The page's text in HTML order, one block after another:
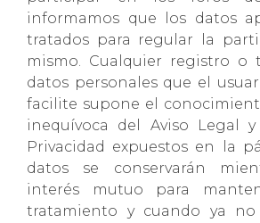
informamos que los datos
tratados para regular la
mismo. Cualquier registro o
datos personales que el
facilite supone el
inequívoca del Aviso Legal
Privacidad expuestos en la
datos se conservarán
interés mutuo para
tratamiento y cuando ya no